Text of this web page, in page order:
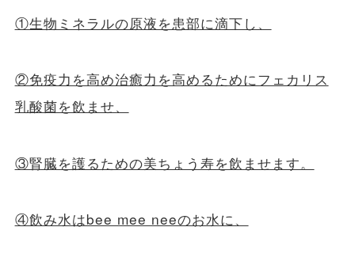
①生物ミネラルの原液を患部に滴下し、
②免疫力を高め治癒力を高めるためにフェカリス
乳酸菌を飲ませ、
③腎臓を護るための美ちょう寿を飲ませます。
④飲み水はbee mee neeのお水に、